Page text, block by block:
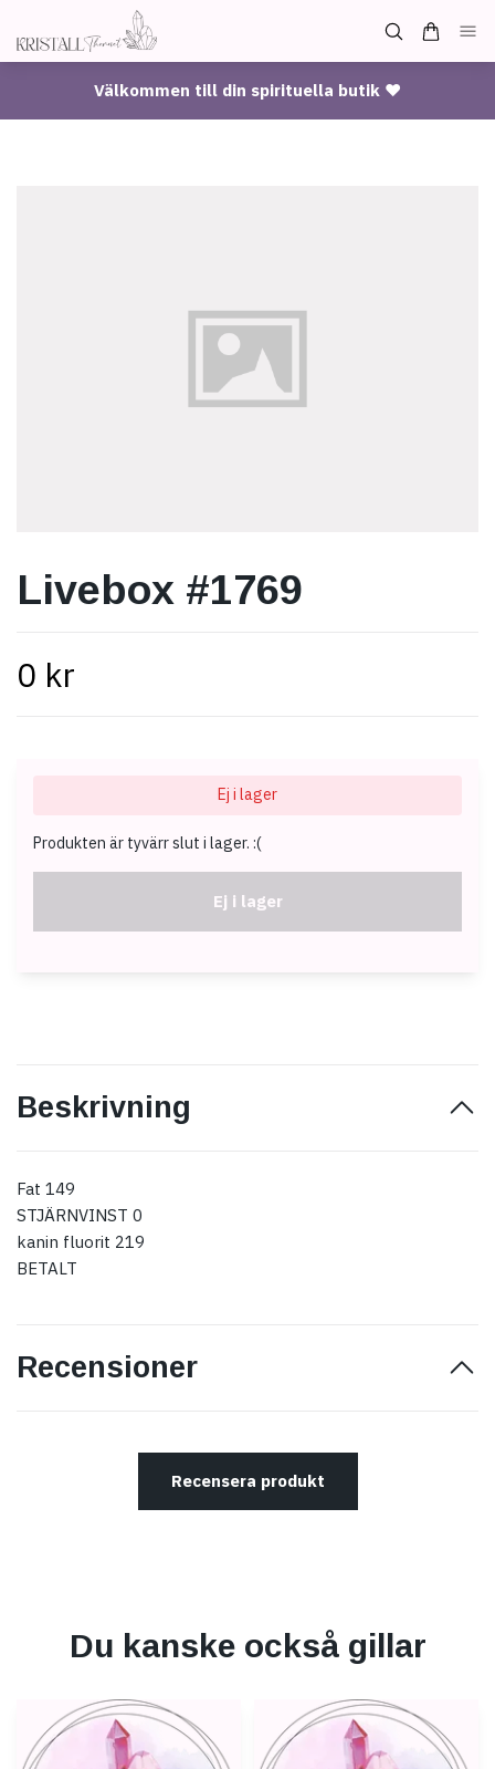
Välkommen till din spirituella butik ♥
Livebox #1769
0 kr
Ej i lager
Produkten är tyvärr slut i lager. :(
Ej i lager
Beskrivning
Fat 149
STJÄRNVINST 0
kanin fluorit 219
BETALT
Recensioner
Recensera produkt
Du kanske också gillar